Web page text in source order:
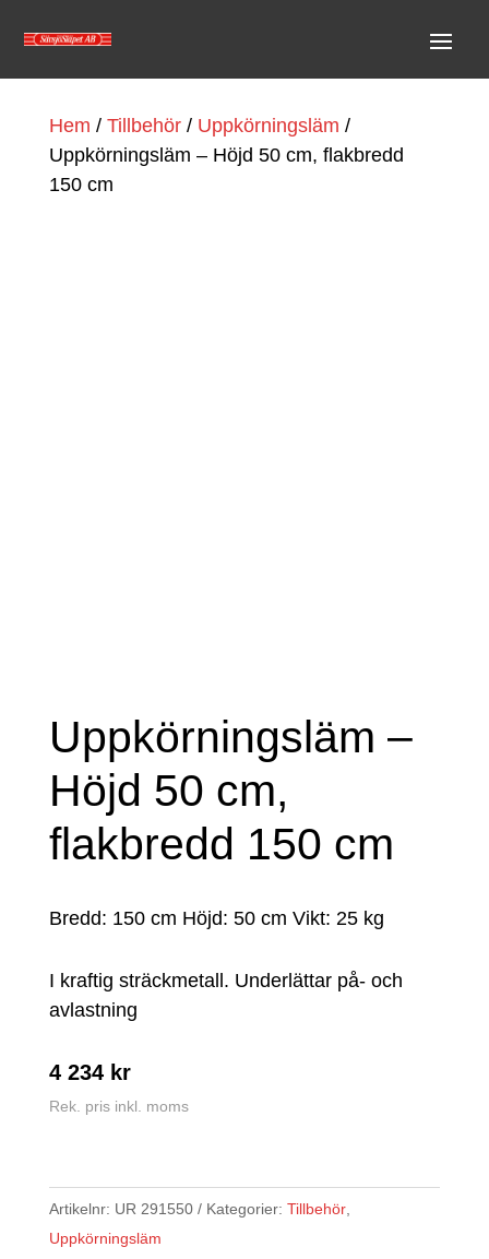
Hem / Tillbehör/ Uppkörningsläm /
Uppkörningsläm – Höjd 50 cm, flakbredd
150 cm
Uppkörningsläm –
Höjd 50 cm,
flakbredd 150 cm
Bredd: 150 cm Höjd: 50 cm Vikt: 25 kg
I kraftig sträckmetall. Underlättar på- och
avlastning
4 234 kr
Rek. pris inkl. moms
Artikelnr: UR 291550 Kategorier: Tillbehör,
Uppkörningsläm